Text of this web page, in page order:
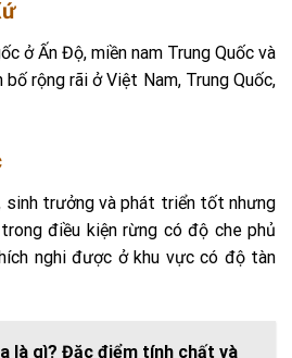
ở Ấn Độ, miền nam Trung Quốc và
bố rộng rãi ở Việt Nam, Trung Quốc,
sinh trưởng và phát triển tốt nhưng
điều kiện rừng có độ che phủ
nghi được ở khu vực có độ tàn
là gì? Đặc điểm tính chất và